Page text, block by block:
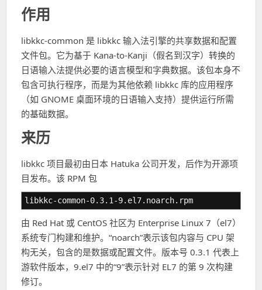
作用
libkkc-common 是 libkkc 输入法引擎的共享数据和配置
文件包。它为基于 Kana-to-Kanji（假名到汉字）转换的
日语输入法提供必要的语言模型和字典数据。该包本身不
包含可执行程序，而是为其他依赖 libkkc 库的应用程序
（如 GNOME 桌面环境的日语输入支持）提供运行所需
的基础数据。
来历
libkkc 项目最初由日本 Hatuka 公司开发，后作为开源项
目发布。该 RPM 包
libkkc-common-0.3.1-9.el7.noarch.rpm
由 Red Hat 或 CentOS 社区为 Enterprise Linux 7（el7）
系统专门构建和维护。“noarch”表示该包内容与 CPU 架
构无关，包含的是数据或配置文件。版本号 0.3.1 代表上
游软件版本，9.el7 中的“9”表示针对 EL7 的第 9 次构建
修订。